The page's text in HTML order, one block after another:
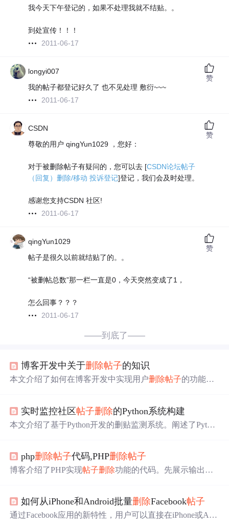
我今天下午登记的，如果不处理我就不结贴。。
到处宣传！！！
2011-06-17
longyi007
我的帖子都登记好久了 也不见处理 敷衍~~~
2011-06-17
赞
CSDN
尊敬的用户 qingYun1029 ，您好：
对于被删除帖子有疑问的，您可以去 [CSDN论坛帖子
（回复）删除/移动 投诉登记]登记，我们会及时处理。
感谢您支持CSDN 社区!
2011-06-17
赞
qingYun1029
帖子是很久以前就结贴了的。。
“被删帖总数”那一栏一直是0，今天突然变成了1，
怎么回事？？？
2011-06-17
赞
——到底了——
博客开发中关于删除帖子的知识
本文介绍了如何在博客开发中实现用户删除帖子的功能，
实时监控社区帖子删除的Python系统构建
本文介绍了基于Python开发的删贴监测系统。阐述了Pytho
提及系统优化、用户界面设计及网络监测合规性等内容，
确保系统稳定高效运行。
php删除帖子代码,PHP删除帖子
博客介绍了PHP实现帖子删除功能的代码。先展示输出 帖
务器端处理代码，根据URL参数调用类的静态成员函数，
涉及SQL语句和数组转字符串函数。
如何从iPhone和Android批量删除Facebook帖子
通过Facebook应用的新特性，用户可以直接在iPhone或And